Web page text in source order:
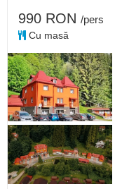
990 RON /pers
Cu masă